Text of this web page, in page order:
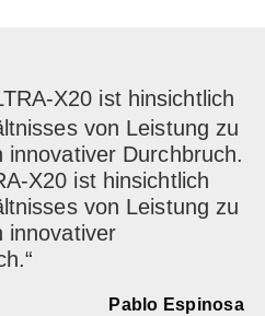
X20 ist hinsichtlich
von Leistung zu
innovativer Durchbruch.
X20 ist hinsichtlich
von Leistung zu
innovativer
Pablo Espinosa